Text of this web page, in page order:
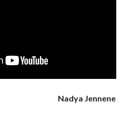
Nadya Jennene